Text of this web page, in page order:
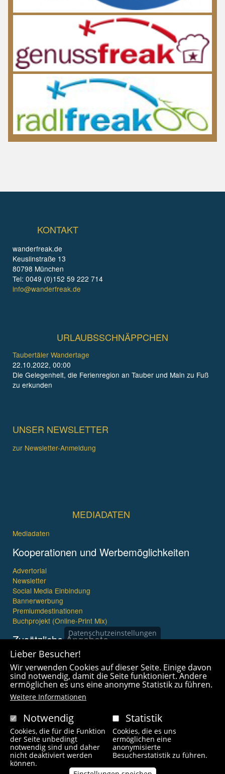
KONTAKT
wanderfreak.de
Keuslinstraße 13
80798 München
Tel: 0049 (0)152 59 222 714
info@wanderfreak.de
URLAUBSSCHNÄPPCHEN
Taubertäler Wandertage
22.10.2022, 00:00
Die Gelegenheit, die Ferienregion an Tauber und Main zu Fuß
zu erkunden
UNSER NEWSLETTER
zur Newsletter-Anmeldung
MEDIADATEN
Mediadaten
Kooperationen und Werbemöglichkeiten
Advertorial
Newsletter
Social Media Einbindung
Bannerwerbung
Premiumdestinationen
Buchprojekt (Online-Print Mix)
Zusätzliche Angebote
Imagefilme und mehr
360° x 360° Fotografie
Copyright © 2021 wanderfreak.de. Alle Rechte vorbehalten.
Fußzeilenmenü
Kontakt Impressum Links Unsere Autoren
Datenschutzeinstellungen
Lieber Besucher!
Wir verwenden Cookies auf dieser Seite. Einige davon
sind notwendig, damit die Seite funktioniert. Andere
ermöglichen es uns eine anonyme Statistik zu führen.
Weitere Informationen
Notwendig
Cookies, die für die Funktion
der Seite unbedingt
notwendig sind und daher
nicht deaktiviert werden
können.
Statistik
Cookies, die es uns
ermöglichen eine
anonymisierte
Besucherstatistik zu führen.